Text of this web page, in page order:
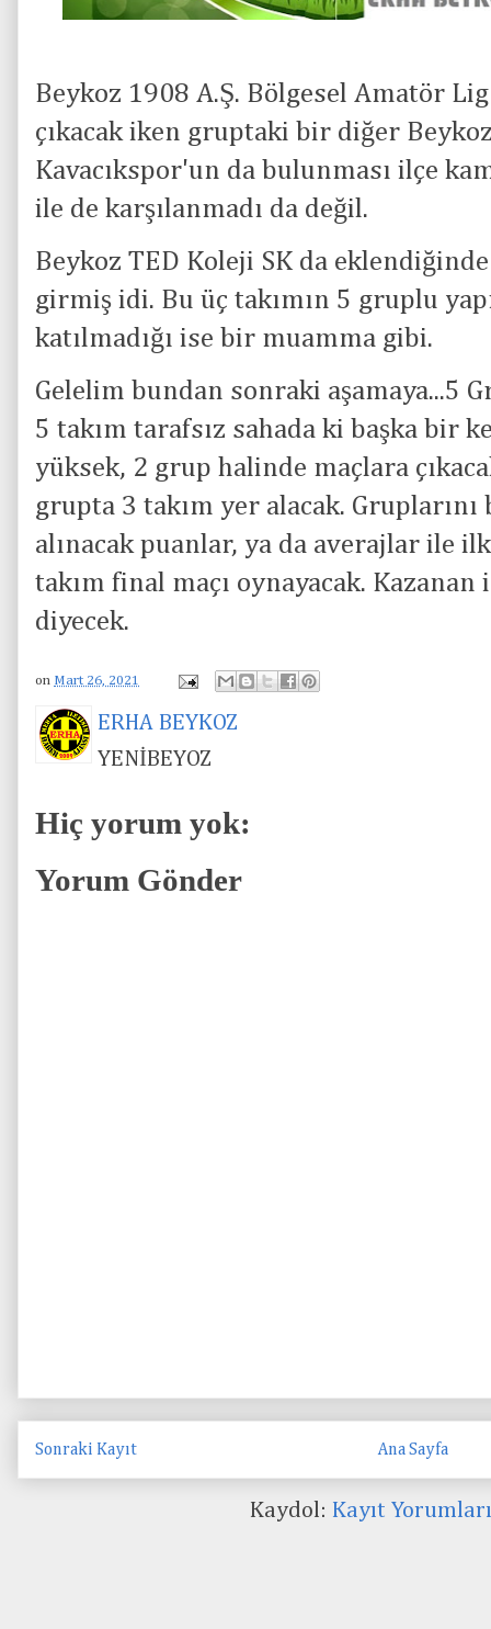
Beykoz 1908 A.Ş. Bölgesel Amatör
çıkacak iken gruptaki bir diğer
Kavacıkspor'un da bulunması ilçe
ile de karşılanmadı da değil.
Beykoz TED Koleji SK da
girmiş idi. Bu üç takımın 5 gruplu
katılmadığı ise bir muamma gibi.
Gelelim bundan sonraki aşamaya...5
5 takım tarafsız sahada ki başka bir
yüksek, 2 grup halinde maçlara
grupta 3 takım yer alacak.
alınacak puanlar, ya da averajlar ile
takım final maçı oynayacak.
diyecek.
on Mart 26, 2021
ERHA BEYKOZ
YENİBEYOZ
Hiç yorum yok:
Yorum Gönder
Sonraki Kayıt Ana Sayfa
Kaydol: Kayıt